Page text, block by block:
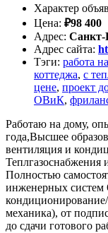
Характер
Цена: ₽98 400
Адрес: Санкт-
Адрес сайта:
Тэги: работа
коттеджа, с
цене, проект
ОВиК,
Работаю на дому,
года,Высшее
вентиляция и
Полностью
инженерных
механика), от
до сдачи готового